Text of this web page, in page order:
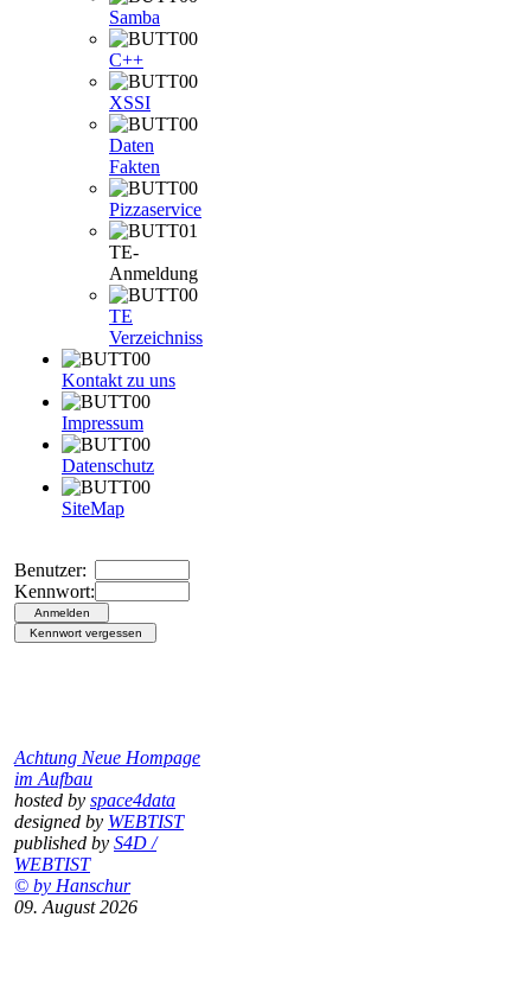
Samba
C++
XSSI
Daten
Fakten
Pizzaservice
TE-
Anmeldung
TE
Verzeichniss
Kontakt zu uns
Impressum
Datenschutz
SiteMap
Benutzer:
Kennwort:
Achtung Neue Hompage
im Aufbau
hosted by space4data
designed by WEBTIST
published by S4D /
WEBTIST
© by Hanschur
09. August 2026